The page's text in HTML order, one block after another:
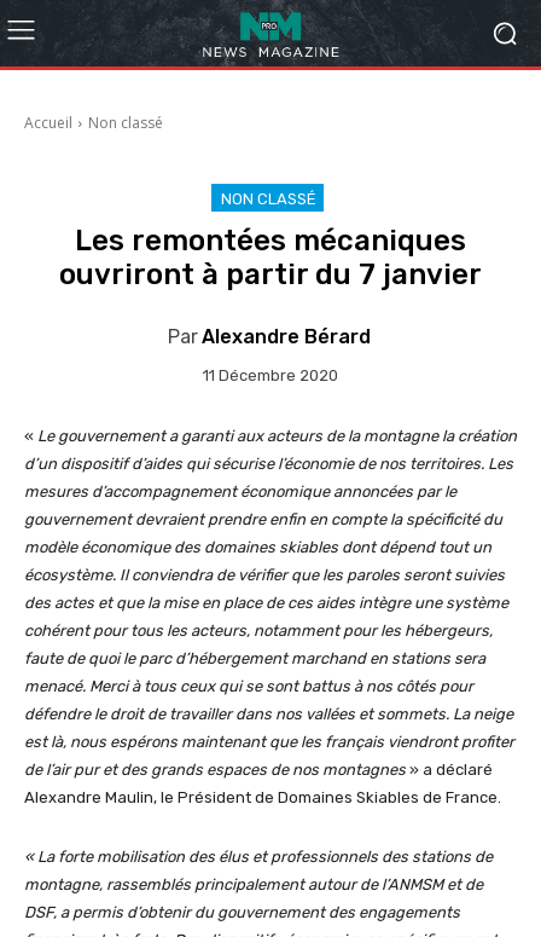
Accueil Non classé
NON CLASSÉ
Les remontées mécaniques
ouvriront à partir du 7 janvier
ParAlexandre Bérard
11 Décembre 2020
« Le gouvernement a garanti aux acteurs de la montagne la création
d’un dispositif d’aides qui sécurise l’économie de nos territoires. Les
mesures d’accompagnement économique annoncées par le
gouvernement devraient prendre enfin en compte la spécificité du
modèle économique des domaines skiables dont dépend tout un
écosystème. Il conviendra de vérifier que les paroles seront suivies
des actes et que la mise en place de ces aides intègre une système
cohérent pour tous les acteurs, notamment pour les hébergeurs,
faute de quoi le parc d’hébergement marchand en stations sera
menacé. Merci à tous ceux qui se sont battus à nos côtés pour
défendre le droit de travailler dans nos vallées et sommets. La neige
est là, nous espérons maintenant que les français viendront profiter
de l’air pur et des grands espaces de nos montagnes » a déclaré
Alexandre Maulin, le Président de Domaines Skiables de France.
« La forte mobilisation des élus et professionnels des stations de
montagne, rassemblés principalement autour de l’ANMSM et de
DSF, a permis d’obtenir du gouvernement des engagements